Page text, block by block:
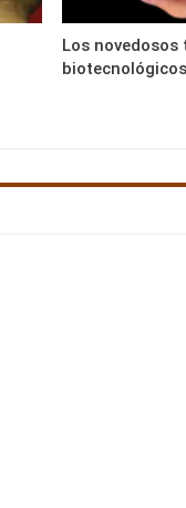
Los
biotecnológicos